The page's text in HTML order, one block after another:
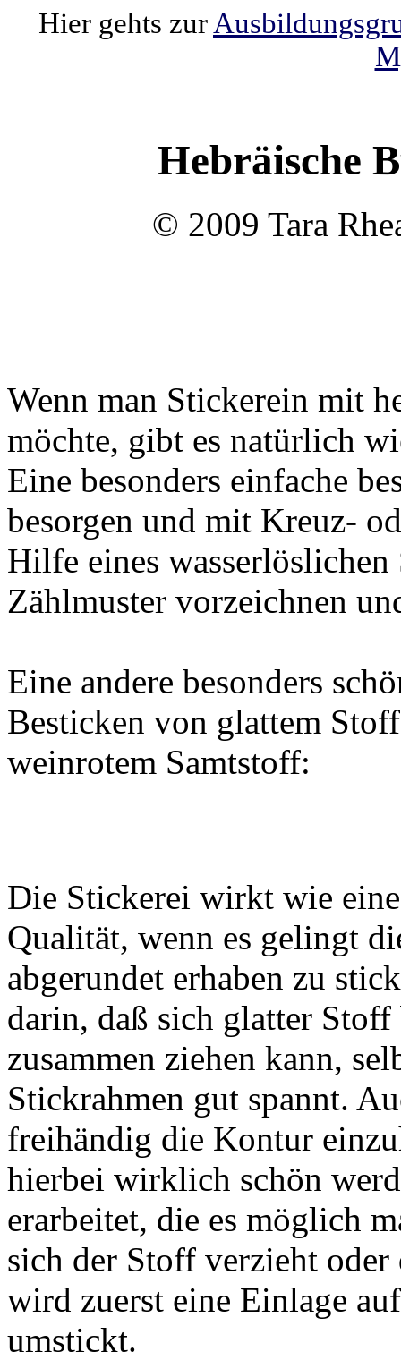
Hier gehts zur
Hebräische
© 2009 Tara
Wenn man Stickerein mit
möchte, gibt es natürlich
Eine besonders einfache
besorgen und mit Kreuz-
Hilfe eines
Zählmuster vorzeichnen
Eine andere besonders
Besticken von glattem
weinrotem Samtstoff:
Die Stickerei wirkt wie
Qualität, wenn es gelingt
abgerundet erhaben zu
darin, daß sich glatter
zusammen ziehen kann,
Stickrahmen gut spannt.
freihändig die Kontur
hierbei wirklich schön
erarbeitet, die es möglich
sich der Stoff verzieht
wird zuerst eine Einlage
umstickt.